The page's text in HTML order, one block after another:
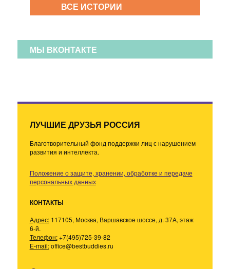
ВСЕ ИСТОРИИ
МЫ ВКОНТАКТЕ
ЛУЧШИЕ ДРУЗЬЯ РОССИЯ
Благотворительный фонд поддержки лиц с нарушением
развития и интеллекта.
Положение о защите, хранении, обработке и передаче
персональных данных
КОНТАКТЫ
Адрес:117105, Москва, Варшавское шоссе, д. 37А, этаж
6-й.
Телефон:+7(495)725-39-82
E-mail:office@bestbuddies.ru